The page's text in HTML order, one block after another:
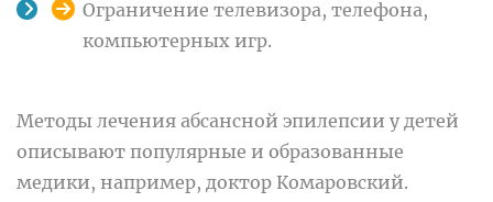
Ограничение телевизора, телефона,
компьютерных игр.
Методы лечения абсансной эпилепсии у детей
описывают популярные и образованные
медики, например, доктор Комаровский.